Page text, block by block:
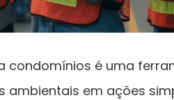
condomínios é uma
em ações